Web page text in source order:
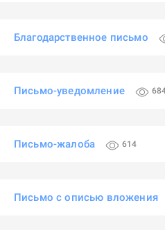
Благодарственное письмо
Письмо-уведомление
Письмо-жалоба 614
Письмо с описью вложения